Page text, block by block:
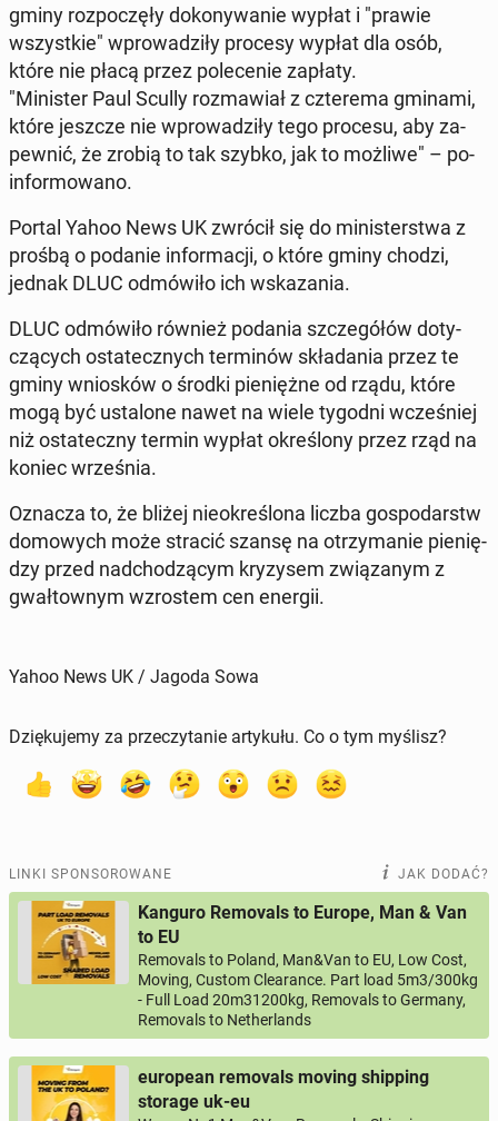
gminy roz­po­czę­ły do­ko­ny­wa­nie wypłat i "prawie
wszyst­kie" wpro­wa­dzi­ły procesy wypłat dla osób,
które nie płacą przez po­le­ce­nie zapłaty.
"Mi­ni­ster Paul Scully roz­ma­wiał z czte­re­ma gminami,
które jeszcze nie wpro­wa­dzi­ły tego procesu, aby za­
pew­nić, że zrobią to tak szybko, jak to możliwe" – po­
in­for­mo­wa­no.
Portal Yahoo News UK zwrócił się do mi­ni­ster­stwa z
prośbą o podanie in­for­ma­cji, o które gminy chodzi,
jednak DLUC od­mó­wi­ło ich wska­za­nia.
DLUC od­mó­wi­ło również podania szcze­gó­łów do­ty­
czą­cych osta­tecz­nych ter­mi­nów skła­da­nia przez te
gminy wnio­sków o środki pie­nięż­ne od rządu, które
mogą być usta­lo­ne nawet na wiele tygodni wcze­śniej
niż osta­tecz­ny termin wypłat okre­ślo­ny przez rząd na
koniec wrze­śnia.
Oznacza to, że bliżej nie­okre­ślo­na liczba go­spo­darstw
do­mo­wych może stracić szansę na otrzy­ma­nie pie­nię­
dzy przed nad­cho­dzą­cym kry­zy­sem zwią­za­nym z
gwał­tow­nym wzro­stem cen energii.
Yahoo News UK / Jagoda Sowa
Dziękujemy za przeczytanie artykułu. Co o tym myślisz?
LINKI SPONSOROWANE JAK DODAĆ?
Kanguro Removals to Europe, Man & Van
to EU
Removals to Poland, Man&Van to EU, Low Cost,
Moving, Custom Clearance. Part load 5m3/300kg
- Full Load 20m31200kg, Removals to Germany,
Removals to Netherlands
european removals moving shipping
storage uk-eu